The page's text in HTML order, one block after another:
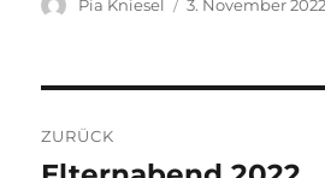
Pia Kniesel 3. November 2022
ZURÜCK
Vorheriger